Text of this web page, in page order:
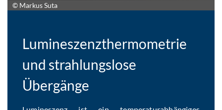
© Markus Suta
Lumineszenzthermometrie
und strahlungslose
Übergänge